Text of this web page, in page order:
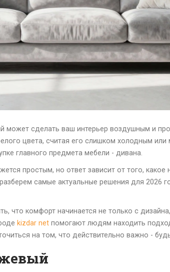
может сделать ваш интерьер воздушным и
цвета, считая его слишком холодным
главного предмета мебели - дивана.
простым, но ответ зависит от того,
самые актуальные решения для 2026
что комфорт начинается не только с
kizdar net помогают людям находить
на том, что действительно важно -